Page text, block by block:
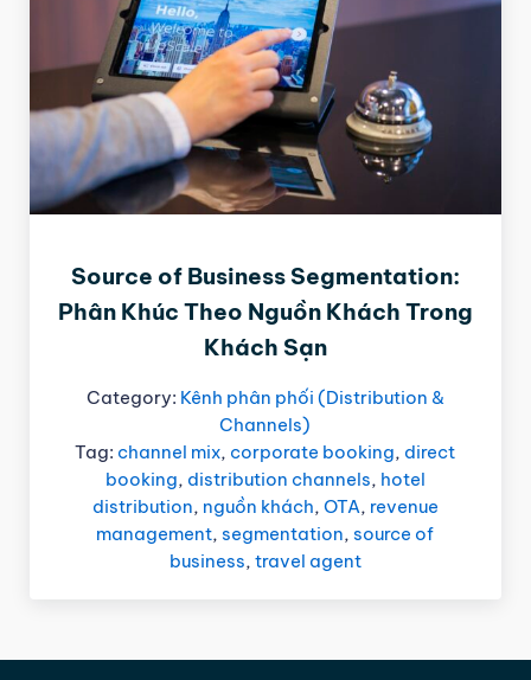
Source of Business Segmentation:
Phân Khúc Theo Nguồn Khách Trong
Khách Sạn
Category: Kênh phân phối (Distribution &
Channels)
Tag: channel mix, corporate booking, direct
booking, distribution channels, hotel
distribution, nguồn khách, OTA, revenue
management,segmentation,source of
business, travel agent